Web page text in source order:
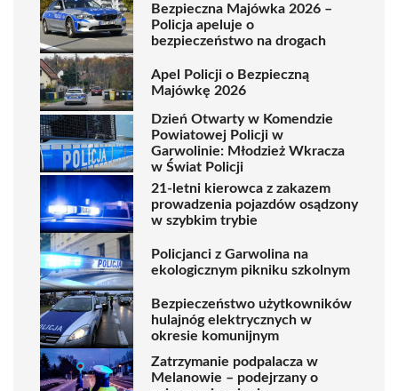
Bezpieczna Majówka 2026 –
Policja apeluje o
bezpieczeństwo na drogach
Apel Policji o Bezpieczną
Majówkę 2026
Dzień Otwarty w Komendzie
Powiatowej Policji w
Garwolinie: Młodzież Wkracza
w Świat Policji
21-letni kierowca z zakazem
prowadzenia pojazdów osądzony
w szybkim trybie
Policjanci z Garwolina na
ekologicznym pikniku szkolnym
Bezpieczeństwo użytkowników
hulajnóg elektrycznych w
okresie komunijnym
Zatrzymanie podpalacza w
Melanowie – podejrzany o